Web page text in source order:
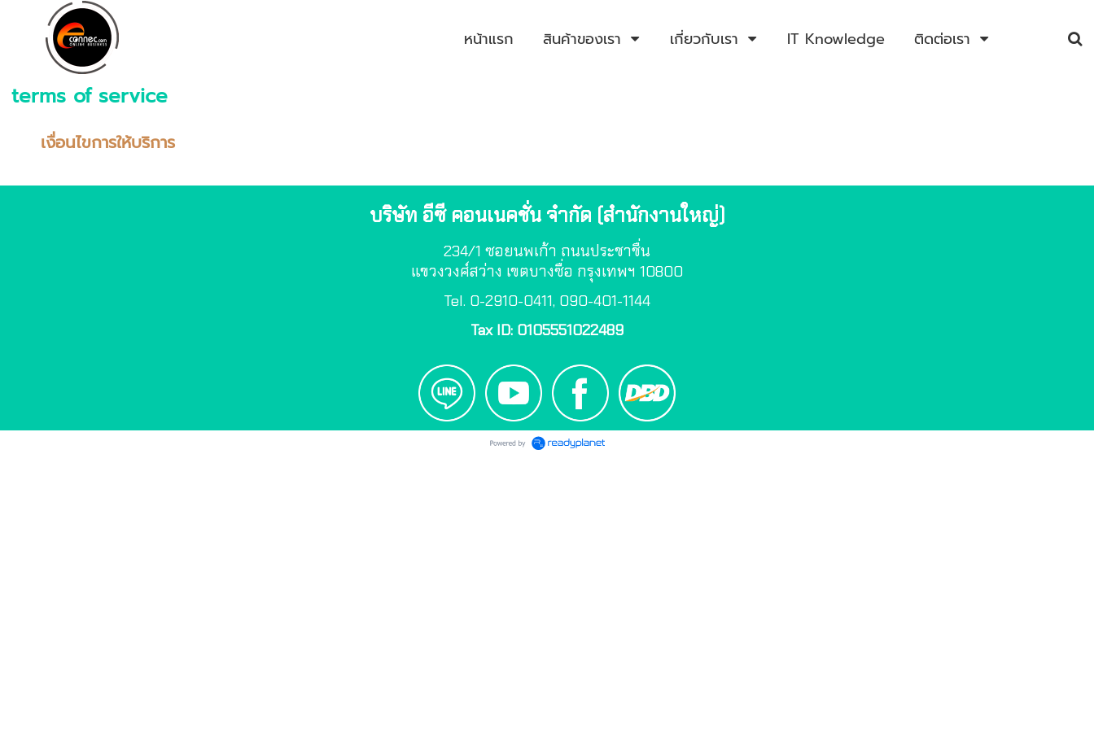
หน้าแรก สินค้าของเรา เกี่ยวกับเรา IT Knowledge ติดต่อเรา
terms of service
เงื่อนไขการให้บริการ
บริษัท อีซี คอนเนคชั่น จำกัด (สำนักงานใหญ่)
234/1 ซอยนพเก้า ถนนประชาชื่น
แขวงวงศ์สว่าง เขตบางซื่อ กรุงเทพฯ 10800
Tel. 0-2910-0411, 090-401-1144
Tax ID: 0105551022489